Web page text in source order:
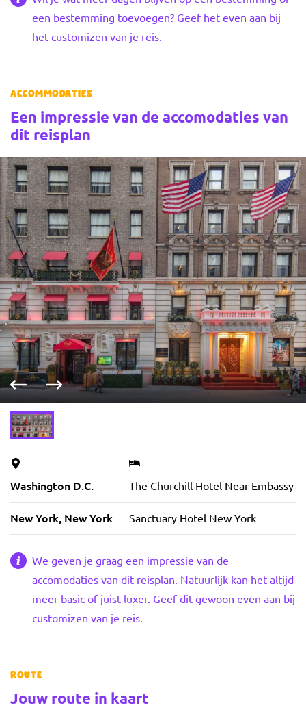
een bestemming toevoegen? Geef het even aan bij
het customizen van je reis.
Accommodaties
Een impressie van de accomodaties van
dit reisplan
Vorige fotoVolgende foto
Washington D.C. The Churchill Hotel Near Embassy
New York, New York Sanctuary Hotel New York
We geven je graag een impressie van de
accomodaties van dit reisplan. Natuurlijk kan het altijd
meer basic of juist luxer. Geef dit gewoon even aan bij
customizen van je reis.
Route
Jouw route in kaart